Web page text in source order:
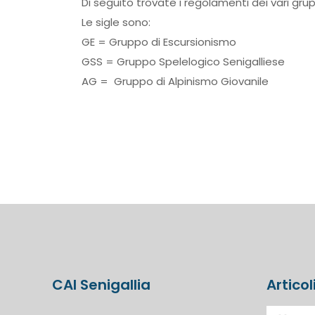
Le sigle sono:
GE = Gruppo di Escursionismo
GSS = Gruppo Spelelogico Senigalliese
AG = Gruppo di Alpinismo Giovanile
CAI Senigallia